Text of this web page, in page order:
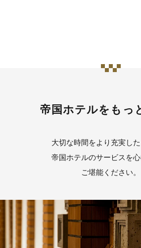
帝国ホテルをもっ
大切な時間をより充実した
帝国ホテルのサービスを
ご堪能ください。